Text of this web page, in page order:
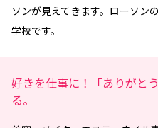
ソンが見えてきます。ローソン
学校です。
好きを仕事に！「ありがと
る。